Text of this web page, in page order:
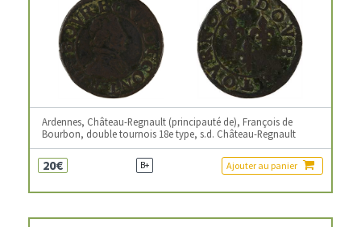
Ardennes, Château-Regnault (principauté de), François de
Bourbon, double tournois 18e type, s.d. Château-Regnault
20€ B+ Ajouter au panier